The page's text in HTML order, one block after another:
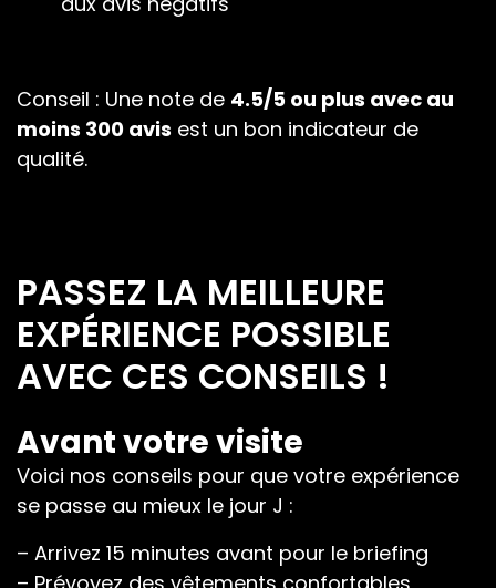
Conseil : Une note de 4.5/5 ou plus avec au
moins 300 avis est un bon indicateur de
qualité.
PASSEZ LA MEILLEURE
EXPÉRIENCE POSSIBLE
AVEC CES CONSEILS !
Avant votre visite
Voici nos conseils pour que votre expérience
se passe au mieux le jour J :
– Arrivez 15 minutes avant pour le briefing